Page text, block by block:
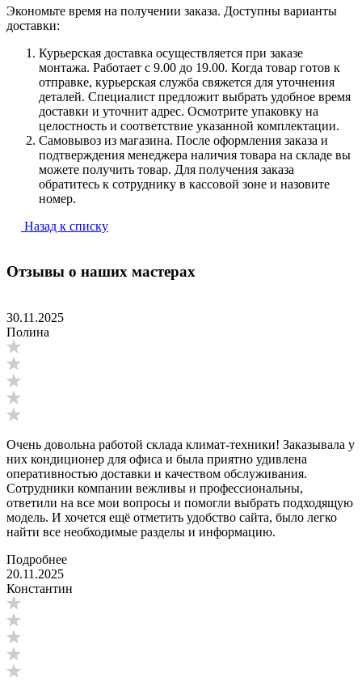
Экономьте время на получении заказа. Доступны варианты
доставки:
Курьерская доставка осуществляется при заказе
монтажа. Работает с 9.00 до 19.00. Когда товар готов к
отправке, курьерская служба свяжется для уточнения
деталей. Специалист предложит выбрать удобное время
доставки и уточнит адрес. Осмотрите упаковку на
целостность и соответствие указанной комплектации.
Самовывоз из магазина. После оформления заказа и
подтверждения менеджера наличия товара на складе вы
можете получить товар. Для получения заказа
обратитесь к сотруднику в кассовой зоне и назовите
номер.
Назад к списку
Отзывы о наших мастерах
30.11.2025
Полина
Очень довольна работой склада климат-техники! Заказывала у
них кондиционер для офиса и была приятно удивлена
оперативностью доставки и качеством обслуживания.
Сотрудники компании вежливы и профессиональны,
ответили на все мои вопросы и помогли выбрать подходящую
модель. И хочется ещё отметить удобство сайта, было легко
найти все необходимые разделы и информацию.
Подробнее
20.11.2025
Константин